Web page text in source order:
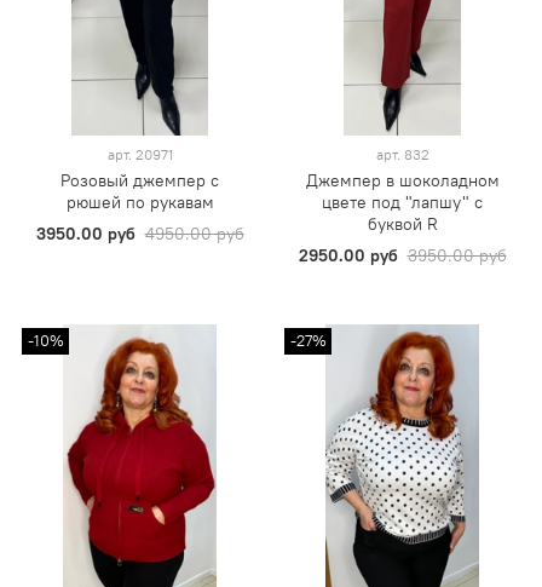
арт. 20971
Розовый джемпер с
рюшей по рукавам
3950.00 руб 4950.00 руб
арт. 832
Джемпер в шоколадном
цвете под "лапшу" с
буквой R
2950.00 руб 3950.00 руб
-10% -27%